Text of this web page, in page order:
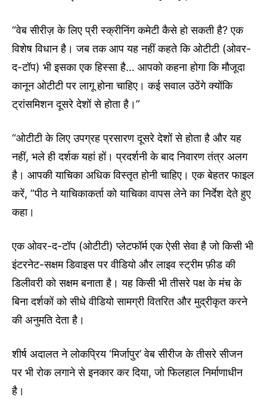
“वेब सीरीज़ के लिए प्री स्क्रीनिंग कमेटी कैसे हो सकती है? एक
विशेष विधान है। जब तक आप यह नहीं कहते कि ओटीटी (ओवर-
द-टॉप) भी इसका एक हिस्सा है… आपको कहना होगा कि मौजूदा
कानून ओटीटी पर लागू होना चाहिए। कई सवाल उठेंगे क्योंकि
ट्रांसमिशन दूसरे देशों से होता है।”
“ओटीटी के लिए उपग्रह प्रसारण दूसरे देशों से होता है और यह
नहीं, भले ही दर्शक यहां हों। प्रदर्शनी के बाद निवारण तंत्र अलग
है। आपकी याचिका अधिक विस्तृत होनी चाहिए। एक बेहतर फाइल
करें, ”पीठ ने याचिकाकर्ता को याचिका वापस लेने का निर्देश देते हुए
कहा।
एक ओवर-द-टॉप (ओटीटी) प्लेटफॉर्म एक ऐसी सेवा है जो किसी भी
इंटरनेट-सक्षम डिवाइस पर वीडियो और लाइव स्ट्रीम फ़ीड की
डिलीवरी को सक्षम बनाता है। यह किसी भी तीसरे पक्ष के मंच के
बिना दर्शकों को सीधे वीडियो सामग्री वितरित और मुद्रीकृत करने
की अनुमति देता है।
शीर्ष अदालत ने लोकप्रिय ‘मिर्जापुर’ वेब सीरीज के तीसरे सीजन
पर भी रोक लगाने से इनकार कर दिया, जो फिलहाल निर्माणाधीन
है।